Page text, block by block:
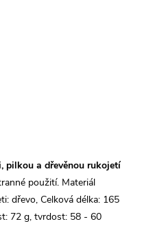
pilkou a dřevěnou rukojetí
použití. Materiál
dřevo, Celková délka: 165
72 g, tvrdost: 58 - 60